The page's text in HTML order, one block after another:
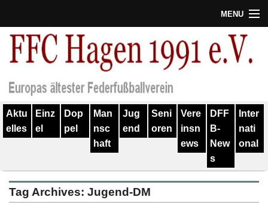
MENU
Termine
Verein
Geschichte
Training
Spieler
Aktu
elles
Einz
el
Dop
pel
Man
nsc
haft
Jug
end
Seni
oren
Vere
insn
ews
DFF
B-
New
s
Inter
nati
onal
Tag Archives: Jugend-DM